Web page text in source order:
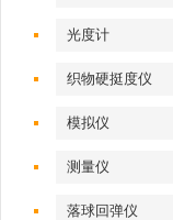
光度计
织物硬挺度仪
模拟仪
测量仪
落球回弹仪